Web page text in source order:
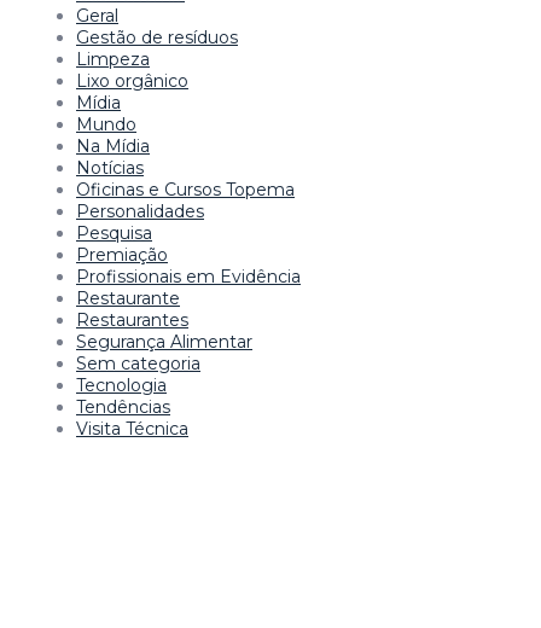
Geral
Gestão de resíduos
Limpeza
Lixo orgânico
Mídia
Mundo
Na Mídia
Notícias
Oficinas e Cursos Topema
Personalidades
Pesquisa
Premiação
Profissionais em Evidência
Restaurante
Restaurantes
Segurança Alimentar
Sem categoria
Tecnologia
Tendências
Visita Técnica